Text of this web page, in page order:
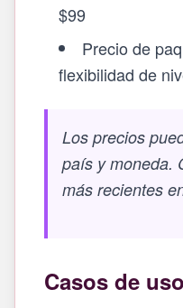
$99
Precio de
flexibilidad de
Los precios
país y moneda.
más recientes
Casos de